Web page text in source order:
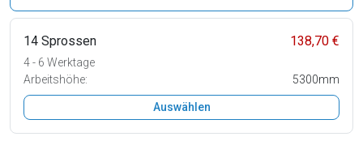
14 Sprossen 138,70 €
4 - 6 Werktage
Arbeitshöhe:
5300mm
Auswählen